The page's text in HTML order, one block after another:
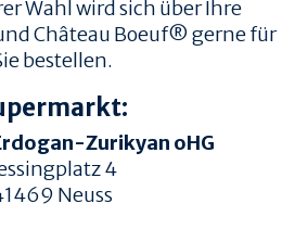
Wahl wird sich über Ihre
Château Boeuf® gerne für
bestellen.
Zurikyan oHG
4
Neuss